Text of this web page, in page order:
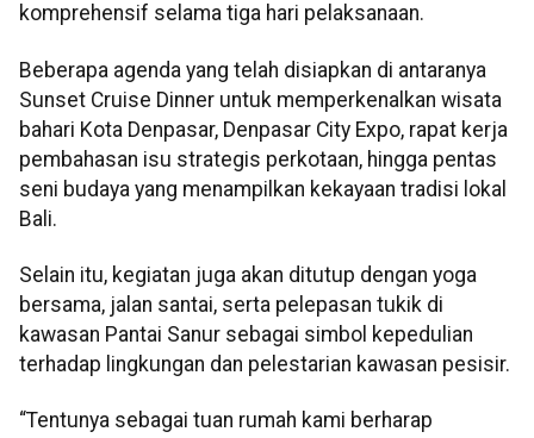
komprehensif selama tiga hari pelaksanaan.
Beberapa agenda yang telah disiapkan di antaranya
Sunset Cruise Dinner untuk memperkenalkan wisata
bahari Kota Denpasar, Denpasar City Expo, rapat kerja
pembahasan isu strategis perkotaan, hingga pentas
seni budaya yang menampilkan kekayaan tradisi lokal
Bali.
Selain itu, kegiatan juga akan ditutup dengan yoga
bersama, jalan santai, serta pelepasan tukik di
kawasan Pantai Sanur sebagai simbol kepedulian
terhadap lingkungan dan pelestarian kawasan pesisir.
“Tentunya sebagai tuan rumah kami berharap